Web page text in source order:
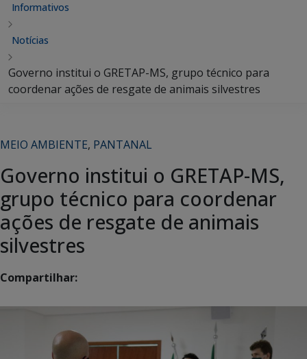
Informativos
Notícias
Governo institui o GRETAP-MS, grupo técnico para
coordenar ações de resgate de animais silvestres
MEIO AMBIENTE, PANTANAL
Governo institui o GRETAP-MS,
grupo técnico para coordenar
ações de resgate de animais
silvestres
Compartilhar: